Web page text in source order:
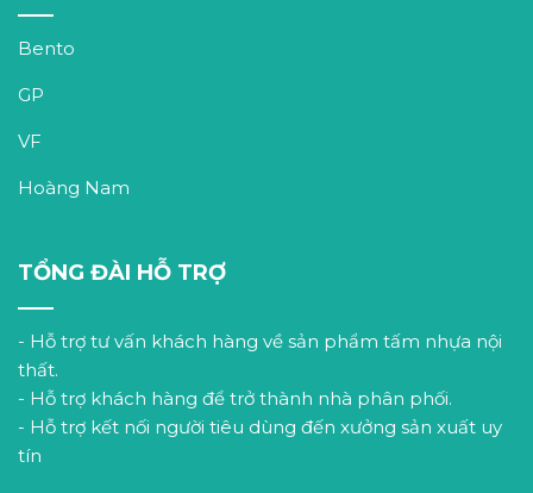
Bento
GP
VF
Hoàng Nam
TỔNG ĐÀI HỖ TRỢ
- Hỗ trợ tư vấn khách hàng về sản phẩm tấm nhựa nội
thất.
- Hỗ trợ khách hàng để trở thành nhà phân phối.
- Hỗ trợ kết nối người tiêu dùng đến xưởng sản xuất uy
tín